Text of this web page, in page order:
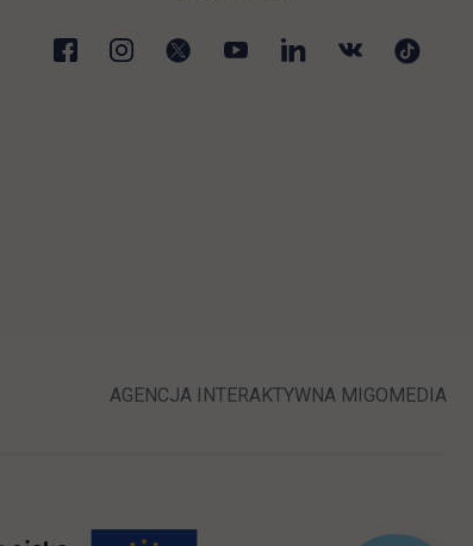
AGENCJA INTERAKTYWNA LINK OTWIERA
MIGOMEDIA